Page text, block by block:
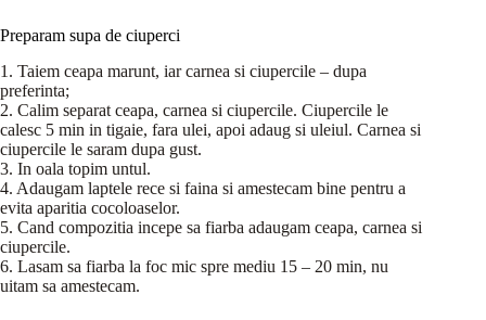
Preparam supa de ciuperci
1. Taiem ceapa marunt, iar carnea si ciupercile – dupa
preferinta;
2. Calim separat ceapa, carnea si ciupercile. Ciupercile le
calesc 5 min in tigaie, fara ulei, apoi adaug si uleiul. Carnea si
ciupercile le saram dupa gust.
3. In oala topim untul.
4. Adaugam laptele rece si faina si amestecam bine pentru a
evita aparitia cocoloaselor.
5. Cand compozitia incepe sa fiarba adaugam ceapa, carnea si
ciupercile.
6. Lasam sa fiarba la foc mic spre mediu 15 – 20 min, nu
uitam sa amestecam.